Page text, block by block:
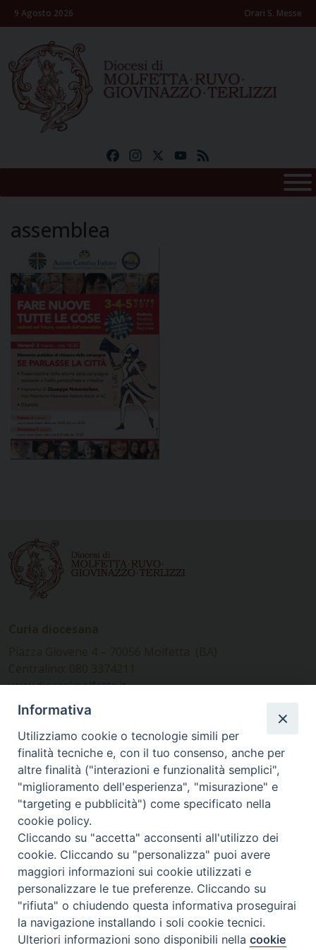
Skip9 Agosto 2026 Orari S. Messe
FacebookInstagramYouTube
assemblea
www.diocesimolfetta.it –
diocesimolfetta@pec.chiesacattolica.it
Ufficio Comunicazioni sociali
Piazza Giovene 4 – 70056 Molfetta (BA)
comunicazionisociali@diocesimolfetta.it
SEGUICI SU
Facebook
Instagram
X YouTube
Feed
Privacy Policy - trasparenza
© 2016 - 2026 Diocesi Molfetta Ruvo Giovinazzo Terlizzi
Preferenze Cookie
Informativa
Utilizziamo cookie o tecnologie simili per
finalità tecniche e, con il tuo consenso, anche per
altre finalità ("interazioni e funzionalità semplici",
"miglioramento dell'esperienza", "misurazione" e
"targeting e pubblicità") come specificato nella
cookie policy.
Cliccando su "accetta" acconsenti all'utilizzo dei
cookie. Cliccando su "personalizza" puoi avere
maggiori informazioni sui cookie utilizzati e
personalizzare le tue preferenze. Cliccando su
"rifiuta" o chiudendo questa informativa proseguirai
la navigazione installando i soli cookie tecnici.
Ulteriori informazioni sono disponibili nellacookie